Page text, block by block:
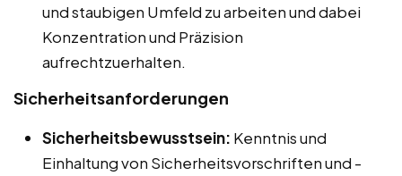
und staubigen Umfeld zu arbeiten und dabei
Konzentration und Präzision
aufrechtzuerhalten.
Sicherheitsanforderungen
Sicherheitsbewusstsein: Kenntnis und
Einhaltung von Sicherheitsvorschriften und -